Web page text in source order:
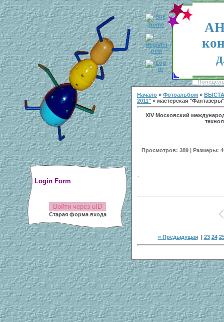
Login Form
Войти через uID
Старая форма входа
Начало » Фотоальбом »
2011" » мастерская
XIV Московский
Просмотров: 389 | Размеры:
« Предыдущая| 23 24